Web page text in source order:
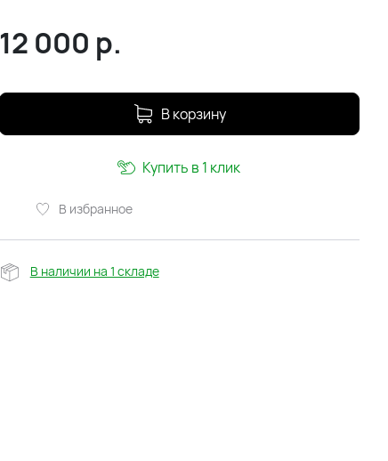
12 000 р.
В корзину
В избранное
Купить в 1 клик
В наличии на 1 складе